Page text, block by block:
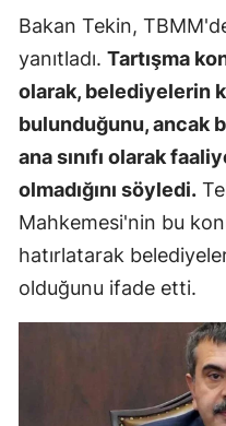
Bakan Tekin,
yanıtladı. Tartışma
olarak, belediyelerin
bulunduğunu, ancak
ana sınıfı olarak
olmadığını söyledi.
Mahkemesi'nin bu
hatırlatarak
olduğunu ifade etti.